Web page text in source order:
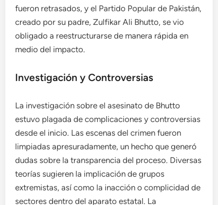
fueron retrasados, y el Partido Popular de Pakistán,
creado por su padre, Zulfikar Ali Bhutto, se vio
obligado a reestructurarse de manera rápida en
medio del impacto.
Investigación y Controversias
La investigación sobre el asesinato de Bhutto
estuvo plagada de complicaciones y controversias
desde el inicio. Las escenas del crimen fueron
limpiadas apresuradamente, un hecho que generó
dudas sobre la transparencia del proceso. Diversas
teorías sugieren la implicación de grupos
extremistas, así como la inacción o complicidad de
sectores dentro del aparato estatal. La